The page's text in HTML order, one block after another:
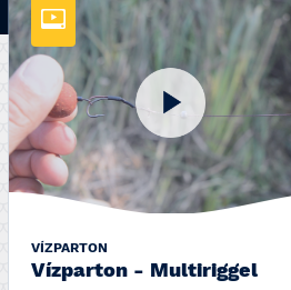
VÍZPARTON
Vízparton - Multiriggel